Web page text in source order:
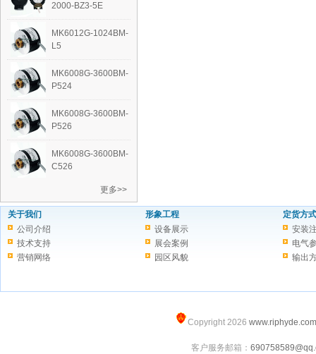
2000-BZ3-5E
MK6012G-1024BM-
L5
‭MK6008G-3600BM-
P524
‭MK6008G-3600BM-
P526
‭MK6008G-3600BM-
C526
更多>>
关于我们
公司介绍
技术支持
营销网络
形象工程
设备展示
展会案例
园区风貌
定货方式
安装
电气
输出
Copyright 2026 www.riphyde.com
客户服务邮箱：